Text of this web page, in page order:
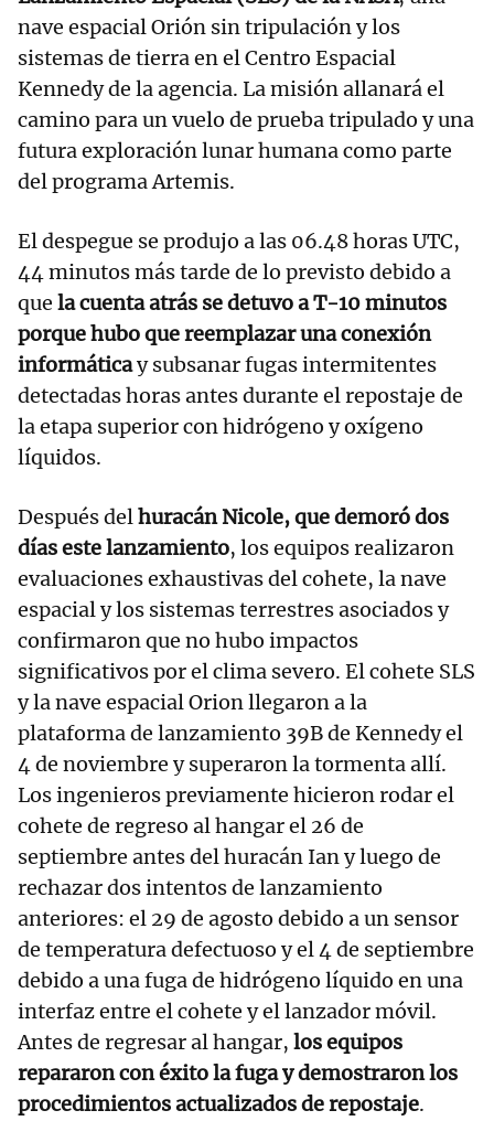
nave espacial Orión sin tripulación y los
sistemas de tierra en el Centro Espacial
Kennedy de la agencia. La misión allanará el
camino para un vuelo de prueba tripulado y una
futura exploración lunar humana como parte
del programa Artemis.
El despegue se produjo a las 06.48 horas UTC,
44 minutos más tarde de lo previsto debido a
que la cuenta atrás se detuvo a T-10 minutos
porque hubo que reemplazar una conexión
informáticay subsanar fugas intermitentes
detectadas horas antes durante el repostaje de
la etapa superior con hidrógeno y oxígeno
líquidos.
Después delhuracán Nicole, que demoró dos
días este lanzamiento, los equipos realizaron
evaluaciones exhaustivas del cohete, la nave
espacial y los sistemas terrestres asociados y
confirmaron que no hubo impactos
significativos por el clima severo. El cohete SLS
y la nave espacial Orion llegaron a la
plataforma de lanzamiento 39B de Kennedy el
4 de noviembre y superaron la tormenta allí.
Los ingenieros previamente hicieron rodar el
cohete de regreso al hangar el 26 de
septiembre antes del huracán Ian y luego de
rechazar dos intentos de lanzamiento
anteriores: el 29 de agosto debido a un sensor
de temperatura defectuoso y el 4 de septiembre
debido a una fuga de hidrógeno líquido en una
interfaz entre el cohete y el lanzador móvil.
Antes de regresar al hangar, los equipos
repararon con éxito la fuga y demostraron los
procedimientos actualizados de repostaje.